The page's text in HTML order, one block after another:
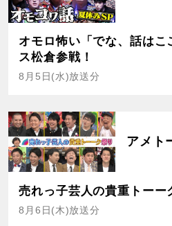
オモロ怖い「でな、話はこ
ス松倉参戦！
8月5日(水)放送分
アメト
売れっ子芸人の貴重トーー
8月6日(木)放送分